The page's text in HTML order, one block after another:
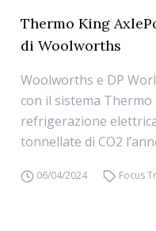
Thermo King
di Woolworths
Woolworths e DP
con il sistema Thermo
refrigerazione
tonnellate di CO2
06/04/2024 Focus